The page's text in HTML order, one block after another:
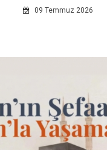
09 Temmuz 2026